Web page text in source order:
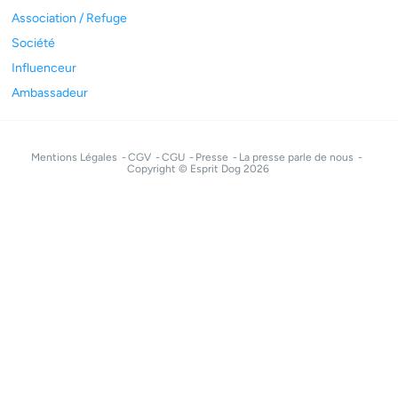
Association / Refuge
Société
Influenceur
Ambassadeur
Mentions Légales CGV CGU Presse
La presse parle de nous
Copyright © Esprit Dog 2026